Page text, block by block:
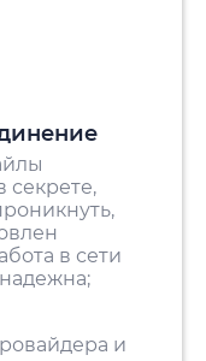
секрете,
в сети
и